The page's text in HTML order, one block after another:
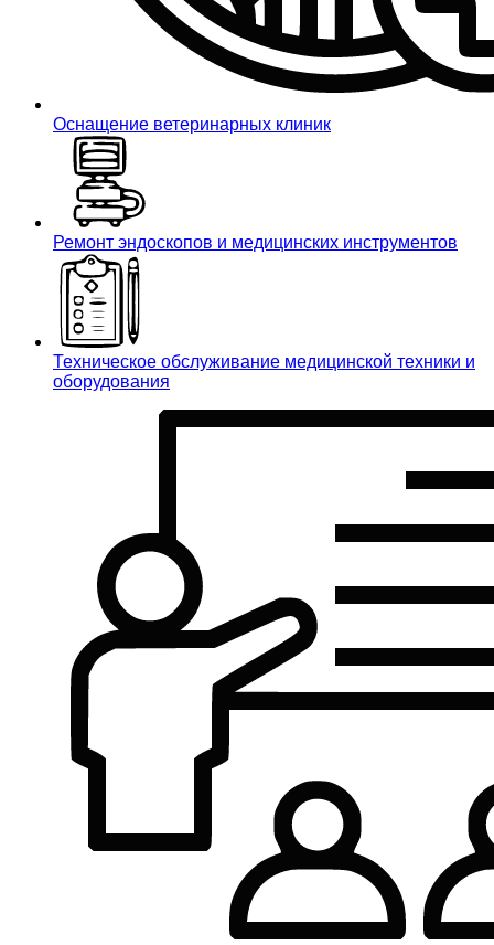
Оснащение ветеринарных клиник
Ремонт эндоскопов и медицинских инструментов
Техническое обслуживание медицинской техники и
оборудования